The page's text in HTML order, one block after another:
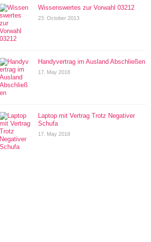
Wissenswertes zur Vorwahl 03212
23. October 2013
Handyvertrag im Ausland Abschließen
17. May 2018
Laptop mit Vertrag Trotz Negativer
Schufa
17. May 2018